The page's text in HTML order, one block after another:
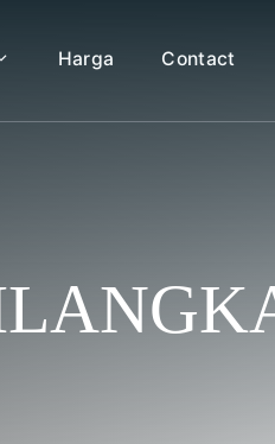
Harga Contact